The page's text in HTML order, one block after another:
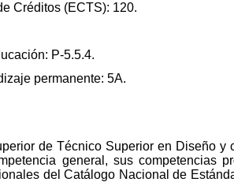
Créditos (ECTS): 120.
P-5.5.4.
permanente: 5A.
de Técnico Superior en Diseño y
general, sus competencias
del Catálogo Nacional de